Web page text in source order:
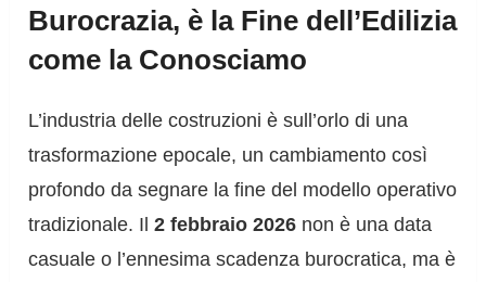
Burocrazia, è la Fine dell’Edilizia
come la Conosciamo
L’industria delle costruzioni è sull’orlo di una
trasformazione epocale, un cambiamento così
profondo da segnare la fine del modello operativo
tradizionale. Il2 febbraio 2026 non è una data
casuale o l’ennesima scadenza burocratica, ma è